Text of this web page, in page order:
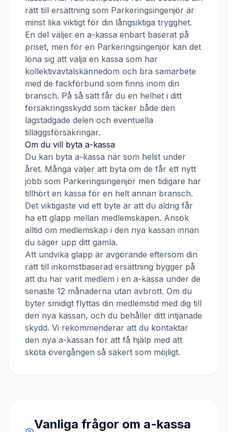
rätt till ersättning som Parkeringsingenjör är
minst lika viktigt för din långsiktiga trygghet.
En del väljer en a-kassa enbart baserat på
priset, men för en Parkeringsingenjör kan det
löna sig att välja en kassa som har
kollektivavtalskännedom och bra samarbete
med de fackförbund som finns inom din
bransch. På så sätt får du en helhet i ditt
försäkringsskydd som täcker både den
lagstadgade delen och eventuella
tilläggsförsäkringar.
Om du vill byta a-kassa
Du kan byta a-kassa när som helst under
året. Många väljer att byta om de får ett nytt
jobb som Parkeringsingenjör men tidigare har
tillhört en kassa för en helt annan bransch.
Det viktigaste vid ett byte är att du aldrig får
ha ett glapp mellan medlemskapen. Ansök
alltid om medlemskap i den nya kassan innan
du säger upp ditt gamla.
Att undvika glapp är avgörande eftersom din
rätt till inkomstbaserad ersättning bygger på
att du har varit medlem i en a-kassa under de
senaste 12 månaderna utan avbrott. Om du
byter smidigt flyttas din medlemstid med dig till
den nya kassan, och du behåller ditt intjänade
skydd. Vi rekommenderar att du kontaktar
den nya a-kassan för att få hjälp med att
sköta övergången så säkert som möjligt.
Vanliga frågor om a-kassa